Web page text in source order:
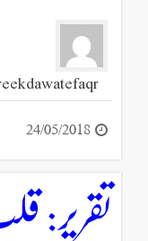
24/05/2018
تقریر: